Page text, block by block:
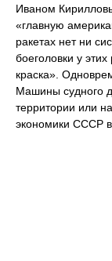
Иваном
«главную
ракетах нет ни
боеголовки у
краска».
Машины судного
территории или
экономики СССР